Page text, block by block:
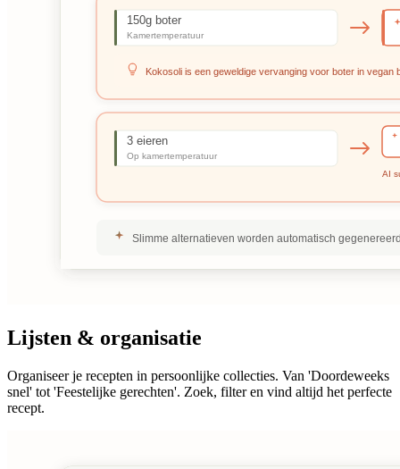
Lijsten & organisatie
Organiseer je recepten in persoonlijke collecties. Van 'Doordeweeks
snel' tot 'Feestelijke gerechten'. Zoek, filter en vind altijd het perfecte
recept.